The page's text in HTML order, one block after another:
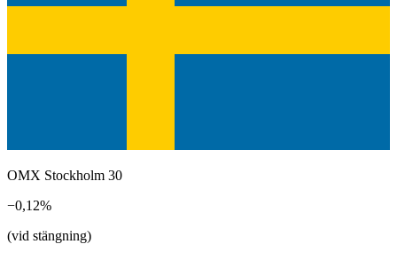
OMX Stockholm 30
−0,12%
(vid stängning)